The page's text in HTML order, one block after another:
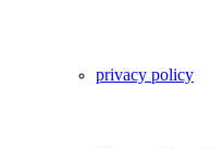
privacy policy